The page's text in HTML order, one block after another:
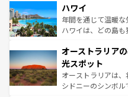
着のスイス情報は
のような巨大都市は
ンメントが詰まっ
西部には大自然が
部のニューオーリン
文化が魅力。旅行者
しみながら、その多
るだろう。車でのロ
ハワイ
年間を通じて温暖
ハワイは、どの島
ワイ島は見逃せない
島だが、静かな自然
おすすめ。エメラル
文化や歴史が息づ
オーストラリア
光スポット
オーストラリアは、
シドニーのシンボ